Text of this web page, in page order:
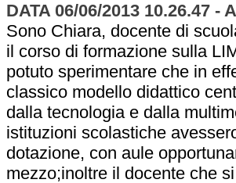
DATA 06/06/2013 10.26.47 -
Sono Chiara, docente di
il corso di formazione sulla
potuto sperimentare che in
classico modello didattico
dalla tecnologia e dalla
istituzioni scolastiche
dotazione, con aule
mezzo;inoltre il docente che